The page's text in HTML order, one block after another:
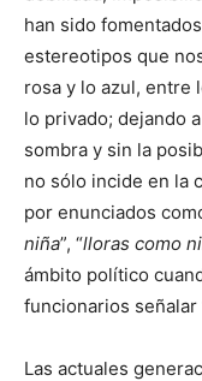
han sido
estereotipos que
rosa y lo azul, entre
lo privado; dejando
sombra y sin la
no sólo incide en la
por enunciados
niña”, “lloras como
ámbito político
funcionarios señalar
Las actuales